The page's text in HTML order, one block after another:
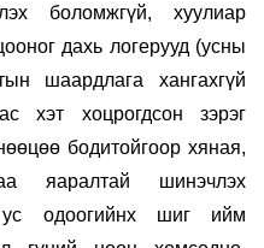
боломжгүй, хуулиар
дахь логерууд (усны
шаардлага хангахгүй
хэт хоцрогдсон зэрэг
бодитойгоор хяная,
яаралтай шинэчлэх
ус одоогийнх шиг ийм